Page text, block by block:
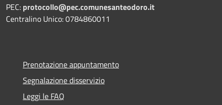
PEC: protocollo@pec.comunesanteodoro.it
Centralino Unico: 0784860011
Prenotazione appuntamento
Segnalazione disservizio
Leggi le FAQ